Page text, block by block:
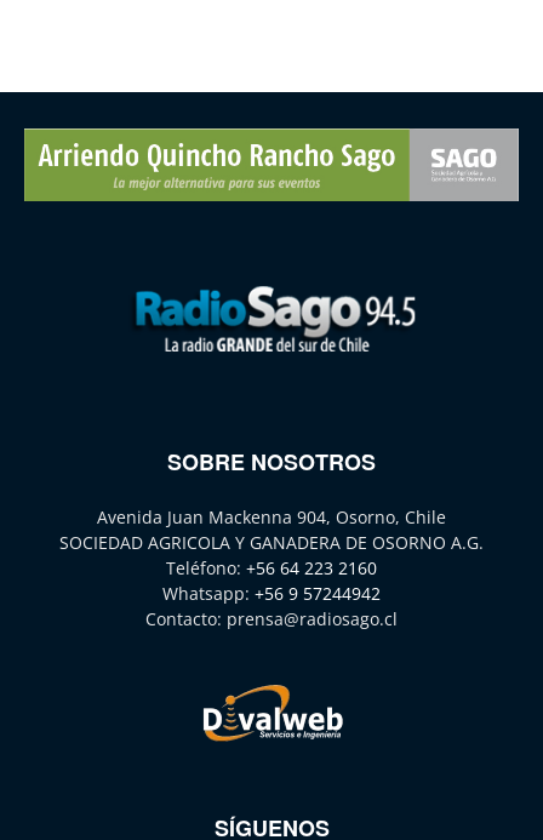
SOBRE NOSOTROS
Avenida Juan Mackenna 904, Osorno, Chile
SOCIEDAD AGRICOLA Y GANADERA DE OSORNO A.G.
Teléfono: +56 64 223 2160
Whatsapp: +56 9 57244942
Contacto: prensa@radiosago.cl
SÍGUENOS